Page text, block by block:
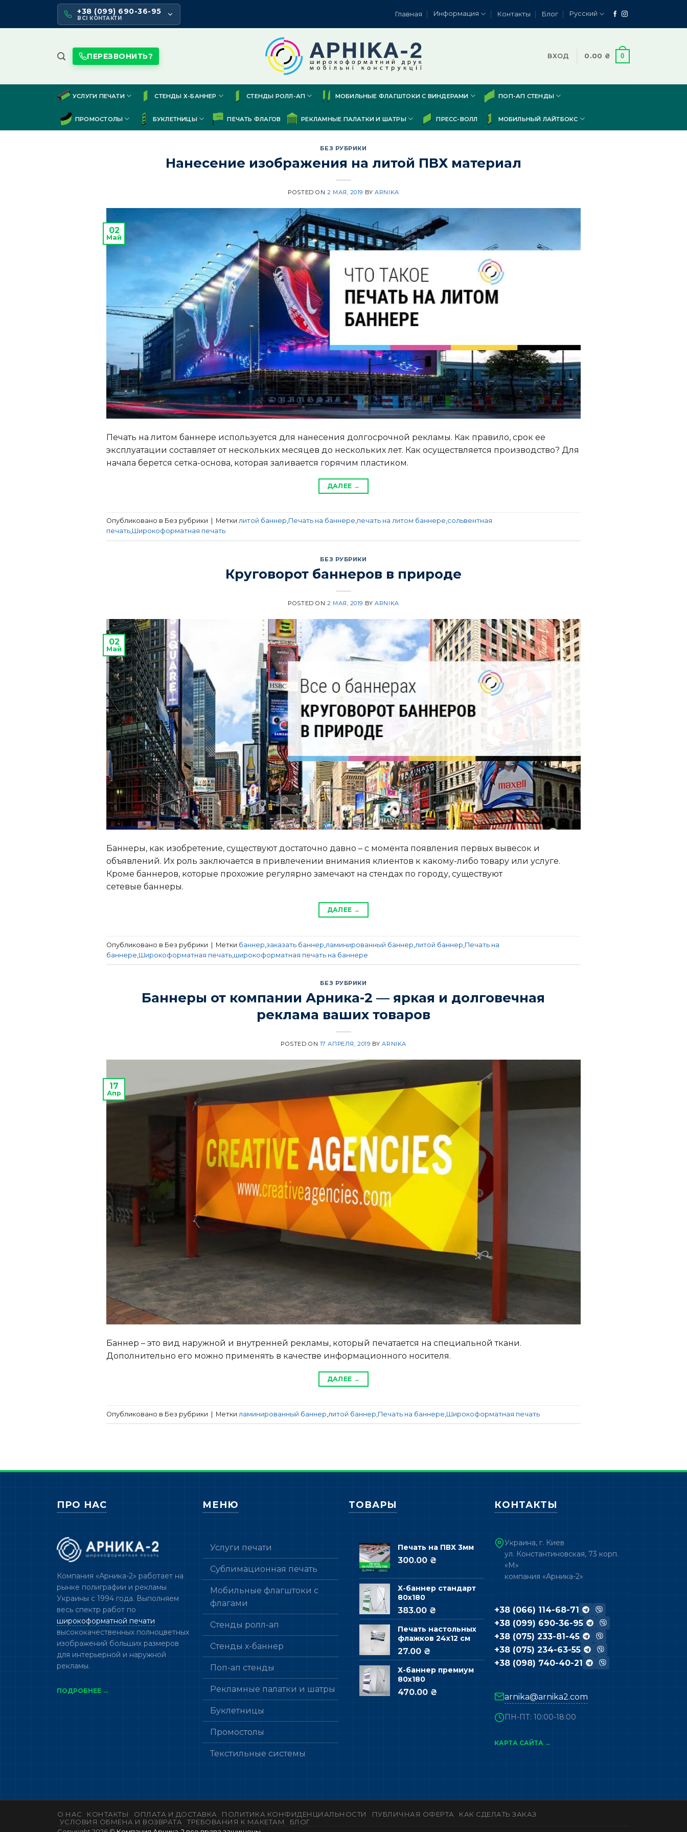
content
+38 (099) 690-36-95
ВСІ КОНТАКТИ
Главная Информация Контакты Блог Русский
ПЕРЕЗВОНИТЬ? ВХОД 0.00 ₴ 0
УСЛУГИ ПЕЧАТИ СТЕНДЫ Х-БАННЕР СТЕНДЫ РОЛЛ-АП МОБИЛЬНЫЕ ФЛАГШТОКИ С ВИНДЕРАМИ ПОП-АП СТЕНДЫ
ПРОМОСТОЛЫ БУКЛЕТНИЦЫ ПЕЧАТЬ ФЛАГОВ РЕКЛАМНЫЕ ПАЛАТКИ И ШАТРЫ ПРЕСС-ВОЛЛ МОБИЛЬНЫЙ ЛАЙТБОКС
БЕЗ РУБРИКИ
Нанесение изображения на литой ПВХ материал
POSTED ON 2 МАЯ, 2019 BYARNIKA
02
Май
Печать на литом баннере используется для нанесения долгосрочной рекламы. Как правило, срок ее
эксплуатации составляет от нескольких месяцев до нескольких лет. Как осуществляется производство? Для
начала берется сетка-основа, которая заливается горячим пластиком.
ДАЛЕЕ →
Опубликовано в Без рубрики Метки литой баннер,Печать на баннере,печать на литом баннере,сольвентная
печать,Широкоформатная печать
БЕЗ РУБРИКИ
Круговорот баннеров в природе
POSTED ON 2 МАЯ, 2019 BYARNIKA
02
Май
Баннеры, как изобретение, существуют достаточно давно – с момента появления первых вывесок и
объявлений. Их роль заключается в привлечении внимания клиентов к какому-либо товару или услуге.
Кроме баннеров, которые прохожие регулярно замечают на стендах по городу, существуют
сетевые баннеры.
ДАЛЕЕ →
Опубликовано в Без рубрики | Метки баннер заказать баннер ламинированный баннер литой баннер Печать на
баннере Широкоформатная печать, широкоформатная печать на баннере
БЕЗ РУБРИКИ
Баннеры от компании Арника-2 — яркая и долговечная
реклама ваших товаров
POSTED ON 17 АПРЕЛЯ, 2019 BYARNIKA
17
Апр
Баннер – это вид наружной и внутренней рекламы, который печатается на специальной ткани.
Дополнительно его можно применять в качестве информационного носителя.
ДАЛЕЕ →
Опубликовано в Без рубрики Метки ламинированный баннер литой баннер Печать на баннере Широкоформатная печать
ПРО НАС
Компания «Арника-2» работает на
рынке полиграфии и рекламы
Украины с 1994 года. Выполняем
весь спектр работ по
широкоформатной печати
высококачественных полноцветных
изображений больших размеров
для интерьерной и наружной
рекламы.
ПОДРОБНЕЕ →
МЕНЮ
Услуги печати
Сублимационная печать
Мобильные флагштоки с
флагами
Стенды ролл-ап
Стенды х-баннер
Поп-ап стенды
Рекламные палатки и шатры
Буклетницы
Промостолы
Текстильные системы
ТОВАРЫ
Печать на ПВХ 3мм
300.00 ₴
Х-баннер стандарт
80х180
383.00 ₴
Печать настольных
флажков 24х12 см
27.00 ₴
Х-баннер премиум
80х180
470.00 ₴
КОНТАКТЫ
Украина, г. Киев
ул. Константиновская, 73 корп.
«М»
компания «Арника-2»
+38 (066) 114-68-71
+38 (099) 690-36-95
+38 (075) 233-81-45
+38 (075) 234-63-55
+38 (098) 740-40-21
arnika@arnika2.com
ПН-ПТ: 10:00-18:00
КАРТА САЙТА →
О НАС КОНТАКТЫ ОПЛАТА И ДОСТАВКА ПОЛИТИКА КОНФИДЕНЦИАЛЬНОСТИ ПУБЛИЧНАЯ ОФЕРТА
КАК СДЕЛАТЬ ЗАКАЗ
УСЛОВИЯ ОБМЕНА И ВОЗВРАТА
ТРЕБОВАНИЯ К МАКЕТАМ
БЛОГ